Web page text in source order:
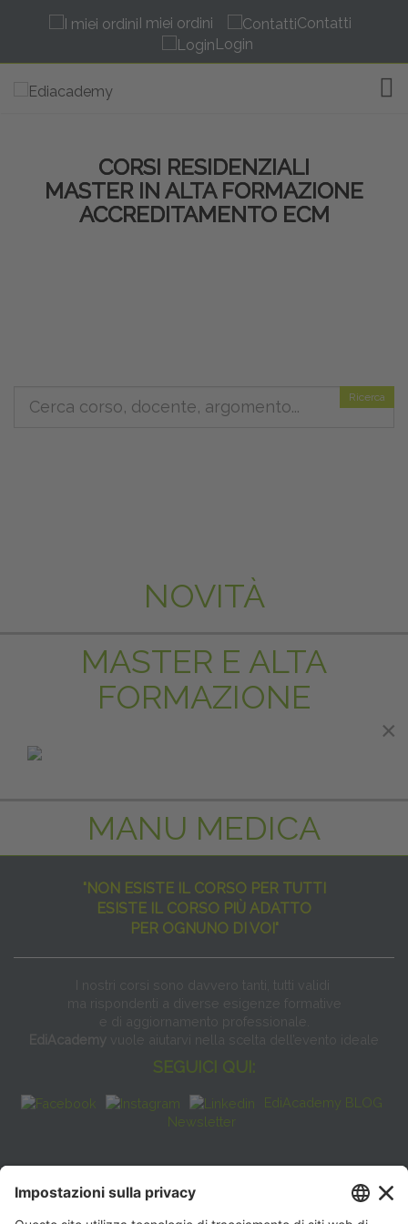
I miei ordini
Contatti
Login
CORSI RESIDENZIALI
MASTER IN ALTA FORMAZIONE
ACCREDITAMENTO ECM
Ricerca
NOVITÀ
MASTER E ALTA
FORMAZIONE
MANU MEDICA
"NON ESISTE IL CORSO PER TUTTI
ESISTE IL CORSO PIÙ ADATTO
PER OGNUNO DI VOI"
I nostri corsi sono davvero tanti, tutti validi
ma rispondenti a diverse esigenze formative
e di aggiornamento professionale.
EdiAcademy vuole aiutarvi nella scelta dell’evento ideale
SEGUICI QUI:
EdiAcademy BLOG
Newsletter
FAQ
×
×